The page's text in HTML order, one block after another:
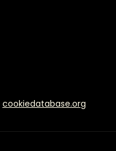
cookiedatabase.org